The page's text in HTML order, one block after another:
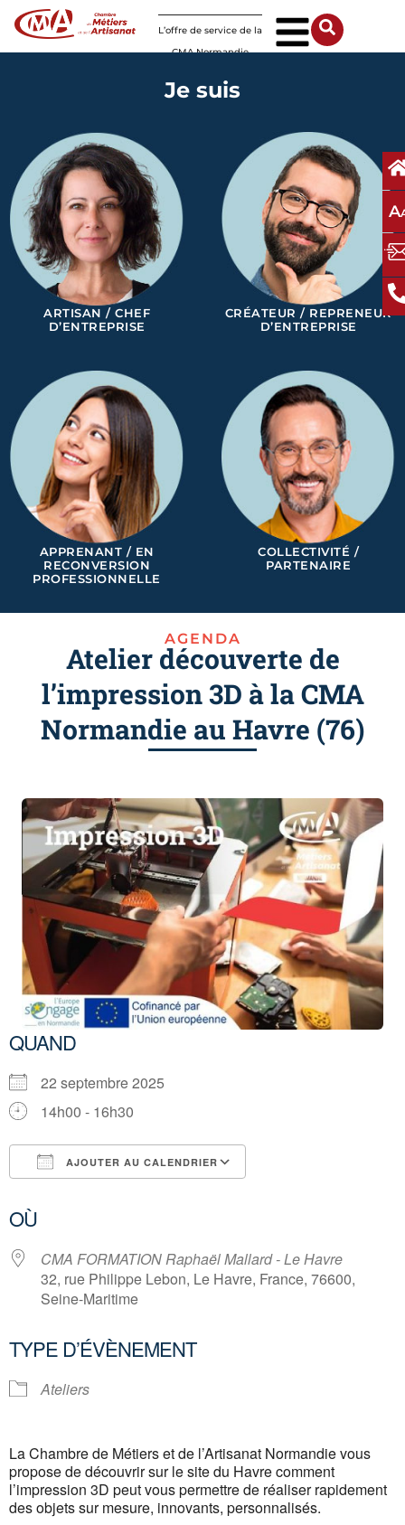
L’offre de service de la
CMA Normandie
A
Je suis
ARTISAN / CHEF
D’ENTREPRISE
CRÉATEUR / REPRENEUR
D’ENTREPRISE
APPRENANT / EN
RECONVERSION
PROFESSIONNELLE
COLLECTIVITÉ /
PARTENAIRE
AGENDA
Atelier découverte de
l’impression 3D à la CMA
Normandie au Havre (76)
QUAND
22 septembre 2025
14h00 - 16h30
AJOUTER AU CALENDRIER
OÙ
CMA FORMATION Raphaël Mallard - Le Havre
32, rue Philippe Lebon, Le Havre, France, 76600,
Seine-Maritime
TYPE D’ÉVÈNEMENT
Ateliers
La Chambre de Métiers et de l’Artisanat Normandie vous
propose de découvrir sur le site du Havre comment
l’impression 3D peut vous permettre de réaliser rapidement
des objets sur mesure, innovants, personnalisés.
Panneau de gestion des cookies